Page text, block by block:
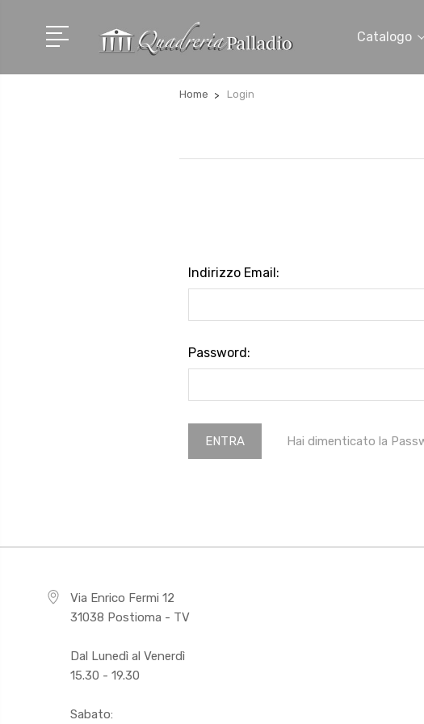
Catalogo
Home Login
Indirizzo Email:
Password:
Hai dimenticato la
Via Enrico Fermi 12
31038 Postioma - TV
Dal Lunedì al Venerdì
15.30 - 19.30
Sabato: